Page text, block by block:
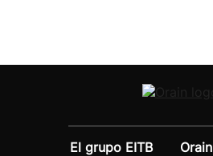
El grupo EITB
Orain